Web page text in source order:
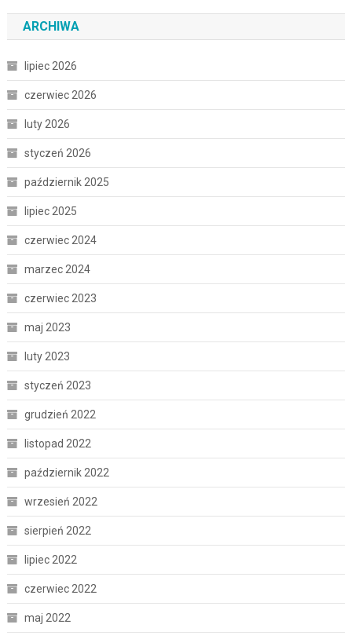
ARCHIWA
lipiec 2026
czerwiec 2026
luty 2026
styczeń 2026
październik 2025
lipiec 2025
czerwiec 2024
marzec 2024
czerwiec 2023
maj 2023
luty 2023
styczeń 2023
grudzień 2022
listopad 2022
październik 2022
wrzesień 2022
sierpień 2022
lipiec 2022
czerwiec 2022
maj 2022